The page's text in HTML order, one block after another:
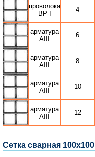
проволока
ВР-I
4
арматура
АIII
6
арматура
АIII
8
арматура
АIII
10
арматура
АIII
12
Сетка сварная 100x100